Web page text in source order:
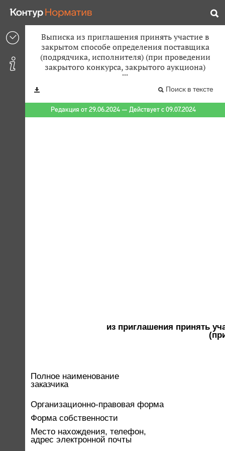
Выписка из приглашения принять участие в
закрытом способе определения поставщика
(подрядчика, исполнителя) (при проведении
закрытого конкурса, закрытого аукциона)
Поиск в тексте
Редакция от 29.06.2024 — Действует с 09.07.2024
из приглашения принять
Полное наименование
заказчика
Организационно-правовая форма
Форма собственности
Место нахождения, телефон,
адрес электронной почты